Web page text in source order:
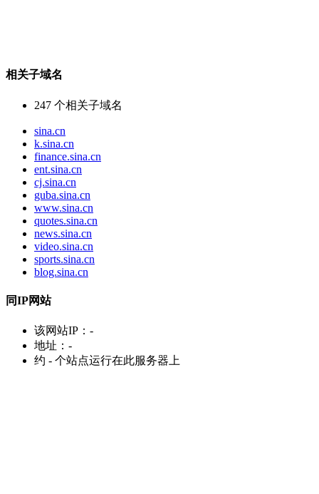
相关子域名
247 个相关子域名
sina.cn
k.sina.cn
finance.sina.cn
ent.sina.cn
cj.sina.cn
guba.sina.cn
www.sina.cn
quotes.sina.cn
news.sina.cn
video.sina.cn
sports.sina.cn
blog.sina.cn
同IP网站
该网站IP： -
地址： -
约 - 个站点运行在此服务器上